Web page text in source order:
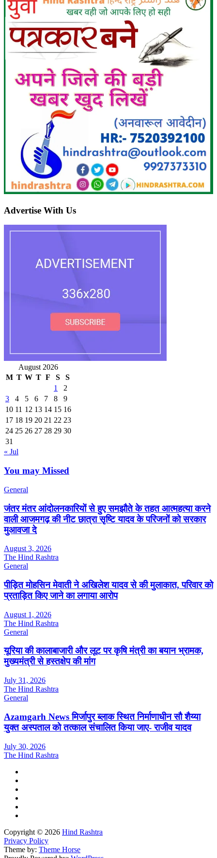
Advertise With Us
August 2026
M T W T F S
S
1
2
3
4 5 6 7 8
9
10 11 12 13 14 15 16
17 18 19 20 21 22 23
24 25 26 27 28 29 30
31
« Jul
You may Missed
General
जंतर मंतर आंदोलनकारियों से हुए समझौते के तहत आत्महत्या करने
वाली आजमगढ़ की नीट छात्रा सृष्टि यादव के परिजनों को सरकार
मुआवजा दे
August 3, 2026
The Hind Rashtra
General
पीड़ित मोहसिन मेवाती ने अखिलेश यादव से की मुलाकात, परिवार को
प्रताड़ित किए जाने का लगाया आरोप
August 1, 2026
The Hind Rashtra
General
यूरिया की कालाबाजारी और लूट पर कृषि मंत्री का बयान भ्रामक,
मुख्यमंत्री से हस्तक्षेप की मांग
July 31, 2026
The Hind Rashtra
General
Azamgarh News मिर्जापुर ब्लाक स्थित निर्माणाधीन सौ शैय्या
युक्त अस्पताल को तत्काल संचालित किया जाए- राजीव यादव
July 30, 2026
The Hind Rashtra
Copyright © 2026 Hind Rashtra
Privacy Policy
Theme by: Theme Horse